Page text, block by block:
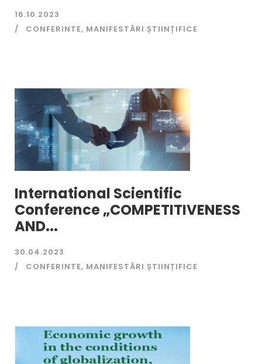
16.10.2023
CONFERINTE, MANIFESTĂRI ȘTIINȚIFICE
International Scientific
Conference „COMPETITIVENESS
AND...
30.04.2023
CONFERINTE, MANIFESTĂRI ȘTIINȚIFICE